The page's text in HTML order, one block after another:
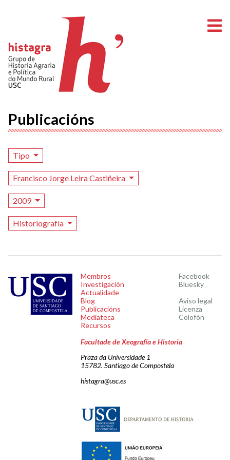
Publicacións
Tipo
Francisco Jorge Leira Castiñeira
2009
Historiografía
Membros
Investigación
Actualidade
Blog
Publicacións
Mediateca
Recursos
Facebook
Bluesky
Aviso legal
Licenza
Colofón
Facultade de Xeografía e Historia
Praza da Universidade 1
15782. Santiago de Compostela
histagra@usc.es